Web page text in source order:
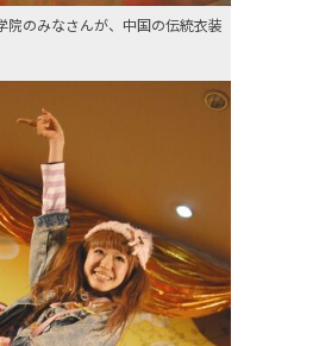
院のみなさんが、中国の伝統衣装